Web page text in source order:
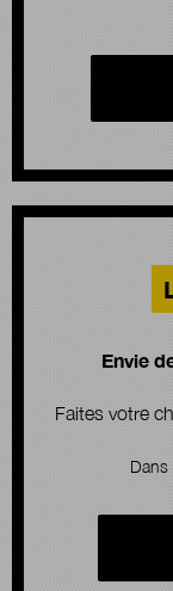
Envie
Faites votre
Dans